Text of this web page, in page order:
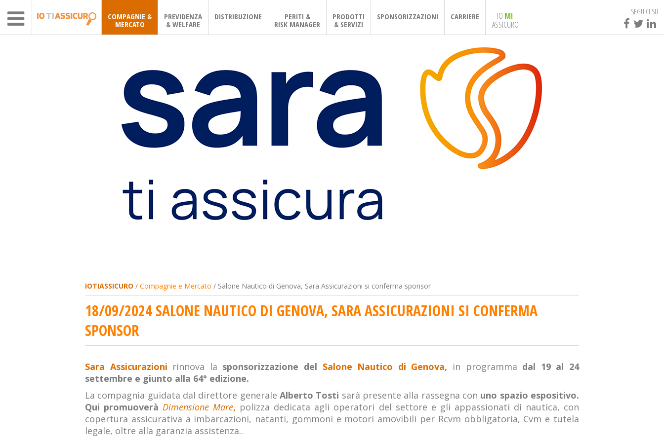
COMPAGNIE &
MERCATO
PREVIDENZA
& WELFARE
DISTRIBUZIONE
PERITI &
RISK MANAGER
PRODOTTI
& SERVIZI
SPONSORIZZAZIONI CARRIERE IO MI
ASSICURO
SEGUICI SU
IOTIASSICURO / Compagnie e Mercato / Salone Nautico di Genova, Sara Assicurazioni si conferma sponsor
18/09/2024 SALONE NAUTICO DI GENOVA, SARA ASSICURAZIONI SI CONFERMA
SPONSOR
Sara Assicurazioni rinnova la sponsorizzazione del Salone Nautico di Genova, in programma dal 19 al 24
settembre e giunto alla 64° edizione.
La compagnia guidata dal direttore generale Alberto Tosti sarà presente alla rassegna con uno spazio espositivo.
Qui promuoveràDimensione Mare, polizza dedicata agli operatori del settore e gli appassionati di nautica, con
copertura assicurativa a imbarcazioni, natanti, gommoni e motori amovibili per Rcvm obbligatoria, Cvm e tutela
legale, oltre alla garanzia assistenza..